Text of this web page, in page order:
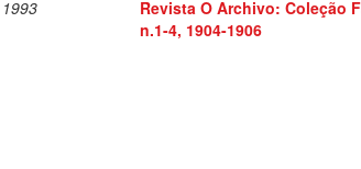
1993
Revista O Archivo: Coleção
n.1-4, 1904-1906